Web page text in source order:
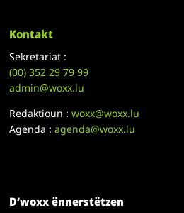
Kontakt
Sekretariat :
(00)352 29 79 99
admin@woxx.lu
Redaktioun :woxx@woxx.lu
Agenda :agenda@woxx.lu
D’woxx ënnerstëtzen